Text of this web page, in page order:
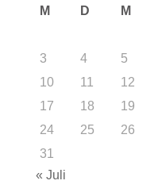
M D M
3
4 5
10
11 12
17
18 19
24
25 26
31
« Juli